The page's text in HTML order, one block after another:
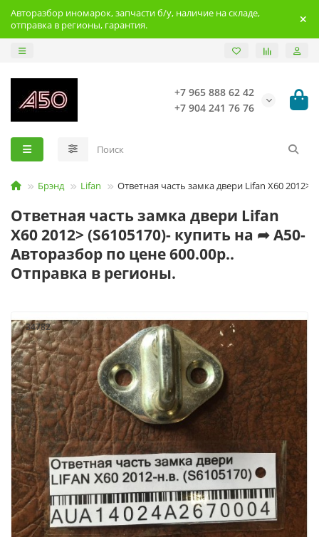
Авторазбор иномарок, запчасти б/у, наличие на складе,
отправка в регионы, гарантия.
+7 965 888 62 42
+7 904 241 76 76
Брэнд Lifan Ответная часть замка двери Lifan X60 2012>
Ответная часть замка двери Lifan
X60 2012> (S6105170)- купить на ➦ А50-
Авторазбор по цене 600.00р..
Отправка в регионы.
34782